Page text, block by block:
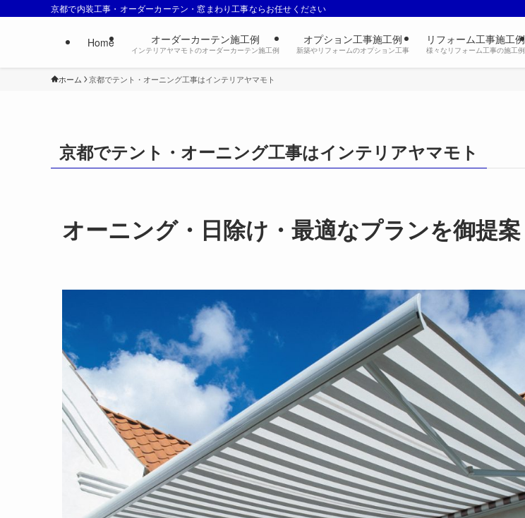
京都で内装工事・オーダーカーテン・窓まわり工事ならお任せください
Home オーダーカーテン施工例
インテリアヤマモトのオーダーカーテン施工例
オプション工事施工例
新築やリフォームのオプション工事
リフォーム工事施工例
様々なリフォーム工事の施工例
ホーム 京都でテント・オーニング工事はインテリアヤマモト
京都でテント・オーニング工事はインテリアヤマモト
オーニング・日除け・最適なプランを御提案